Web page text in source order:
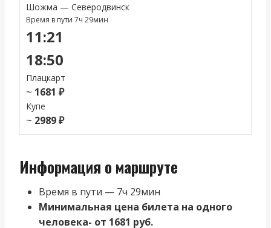
Шожма — Северодвинск
Время в пути 7ч 29мин
11:21
18:50
Плацкарт
~ 1681 ₽
Купе
~ 2989 ₽
Информация о маршруте
Время в пути — 7ч 29мин
Минимальная цена билета на одного
человека- от 1681 руб.